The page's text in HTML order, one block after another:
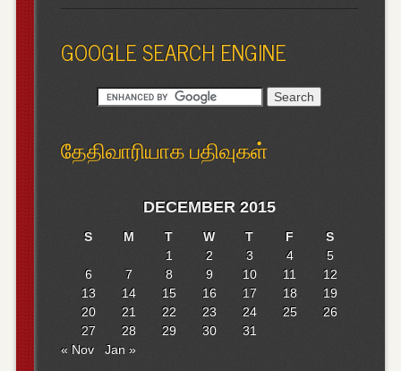
GOOGLE SEARCH ENGINE
தேதிவாரியாக பதிவுகள்
DECEMBER 2015
S M T W T F
S
1
2 3 4
5
6
7 8 9 10 11
12
13
14 15 16 17 18
19
20
21 22 23 24 25
26
27
28 29 30
31
« Nov
Jan »